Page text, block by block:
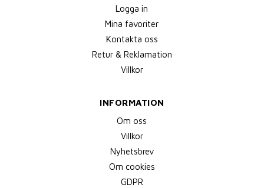
Logga in
Mina favoriter
Kontakta oss
Retur & Reklamation
Villkor
INFORMATION
Om oss
Villkor
Nyhetsbrev
Om cookies
GDPR